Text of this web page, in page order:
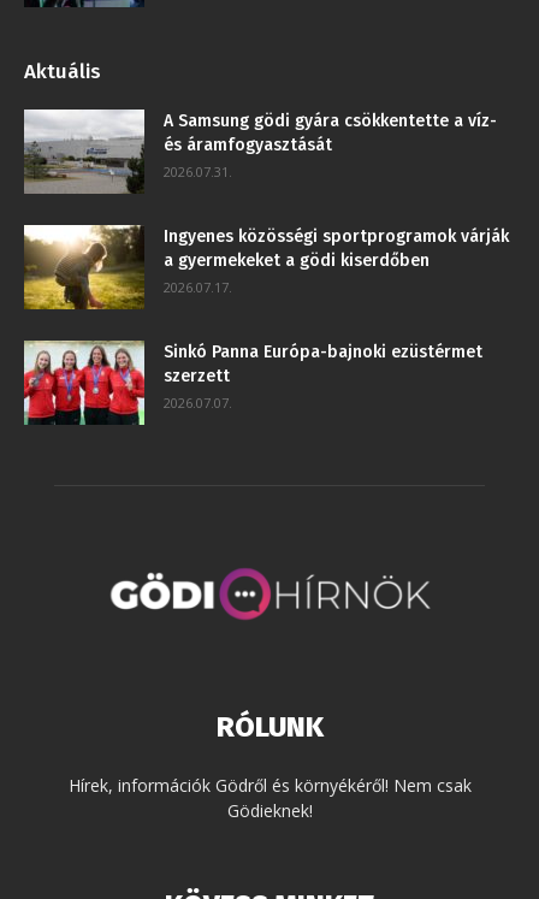
Aktuális
A Samsung gödi gyára csökkentette a víz-
és áramfogyasztását
2026.07.31.
Ingyenes közösségi sportprogramok várják
a gyermekeket a gödi kiserdőben
2026.07.17.
Sinkó Panna Európa-bajnoki ezüstérmet
szerzett
2026.07.07.
RÓLUNK
Hírek, információk Gödről és környékéről! Nem csak
Gödieknek!